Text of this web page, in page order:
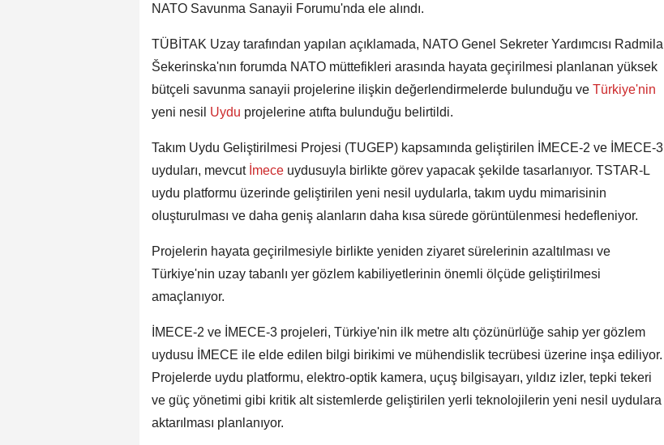
NATO Savunma Sanayii Forumu'nda ele alındı.
TÜBİTAK Uzay tarafından yapılan açıklamada, NATO Genel Sekreter Yardımcısı Radmila
Šekerinska'nın forumda NATO müttefikleri arasında hayata geçirilmesi planlanan yüksek
bütçeli savunma sanayii projelerine ilişkin değerlendirmelerde bulunduğu ve Türkiye'nin
yeni nesil Uydu projelerine atıfta bulunduğu belirtildi.
Takım Uydu Geliştirilmesi Projesi (TUGEP) kapsamında geliştirilen İMECE-2 ve İMECE-3
uyduları, mevcutİmece uydusuyla birlikte görev yapacak şekilde tasarlanıyor. TSTAR-L
uydu platformu üzerinde geliştirilen yeni nesil uydularla, takım uydu mimarisinin
oluşturulması ve daha geniş alanların daha kısa sürede görüntülenmesi hedefleniyor.
Projelerin hayata geçirilmesiyle birlikte yeniden ziyaret sürelerinin azaltılması ve
Türkiye'nin uzay tabanlı yer gözlem kabiliyetlerinin önemli ölçüde geliştirilmesi
amaçlanıyor.
İMECE-2 ve İMECE-3 projeleri, Türkiye'nin ilk metre altı çözünürlüğe sahip yer gözlem
uydusu İMECE ile elde edilen bilgi birikimi ve mühendislik tecrübesi üzerine inşa ediliyor.
Projelerde uydu platformu, elektro-optik kamera, uçuş bilgisayarı, yıldız izler, tepki tekeri
ve güç yönetimi gibi kritik alt sistemlerde geliştirilen yerli teknolojilerin yeni nesil uydulara
aktarılması planlanıyor.